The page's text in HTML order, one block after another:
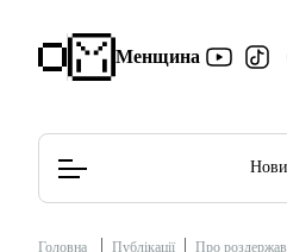
Менщина
Головна Публікації Про